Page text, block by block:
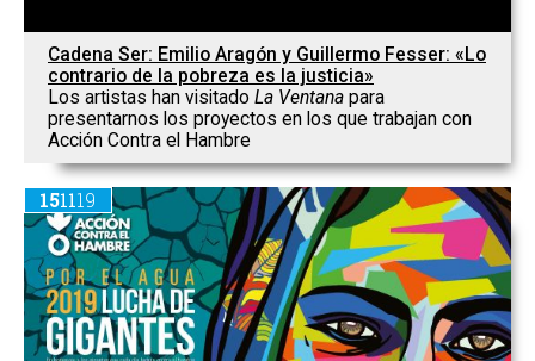
Cadena Ser: Emilio Aragón y Guillermo Fesser: «Lo
contrario de la pobreza es la justicia»
Los artistas han visitado La Ventana para
presentarnos los proyectos en los que trabajan con
Acción Contra el Hambre
151119